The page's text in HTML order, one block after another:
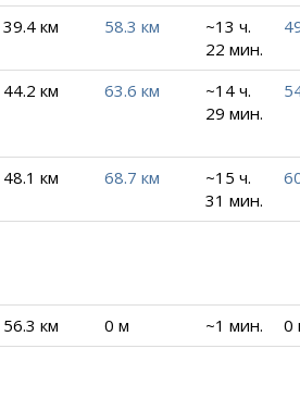
39.4 км 58.3 км
~13 ч.
22 мин.
44.2 км 63.6 км
~14 ч.
29 мин.
48.1 км 68.7 км
~15 ч.
31 мин.
56.3 км 0 м ~1 мин. 0